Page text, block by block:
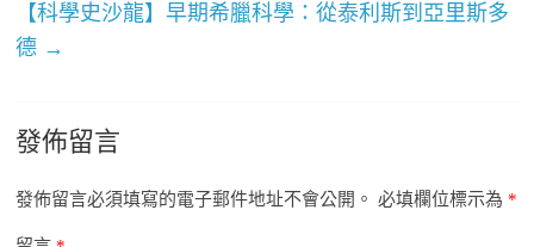
【科學史沙龍】早期希臘科學：從泰利斯到亞里斯多
德 →
發佈留言
發佈留言必須填寫的電子郵件地址不會公開。 必填欄位標示為 *